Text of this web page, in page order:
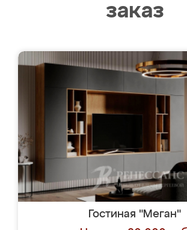
заказ
Гостиная "Меган"